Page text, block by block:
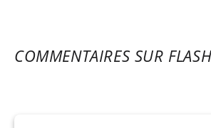
Allumage: Allumage électronique
COMMENTAIRES SUR